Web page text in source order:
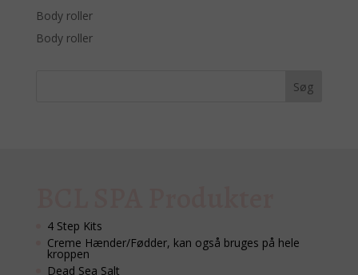
Body roller
Body roller
4 Step Kits
Creme Hænder/Fødder, kan også bruges på hele
kroppen
Dead Sea Salt